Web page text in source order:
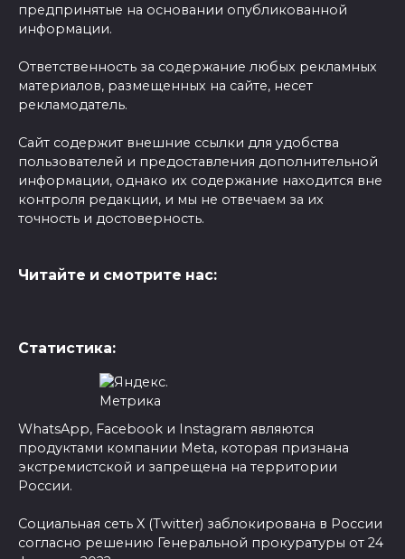
предпринятые на основании опубликованной
информации.
Ответственность за содержание любых рекламных
материалов, размещенных на сайте, несет
рекламодатель.
Сайт содержит внешние ссылки для удобства
пользователей и предоставления дополнительной
информации, однако их содержание находится вне
контроля редакции, и мы не отвечаем за их
точность и достоверность.
Читайте и смотрите нас:
Статистика:
WhatsApp, Facebook и Instagram являются
продуктами компании Meta, которая признана
экстремистской и запрещена на территории
России.
Социальная сеть X (Twitter) заблокирована в России
согласно решению Генеральной прокуратуры от 24